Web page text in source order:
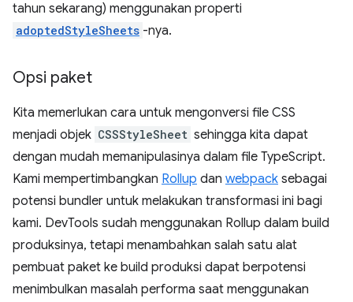
tahun sekarang) menggunakan properti
adoptedStyleSheets -nya.
Opsi paket
Kita memerlukan cara untuk mengonversi file CSS
menjadi objek CSSStyleSheet sehingga kita dapat
dengan mudah memanipulasinya dalam file TypeScript.
Kami mempertimbangkan Rollup dan webpack sebagai
potensi bundler untuk melakukan transformasi ini bagi
kami. DevTools sudah menggunakan Rollup dalam build
produksinya, tetapi menambahkan salah satu alat
pembuat paket ke build produksi dapat berpotensi
menimbulkan masalah performa saat menggunakan